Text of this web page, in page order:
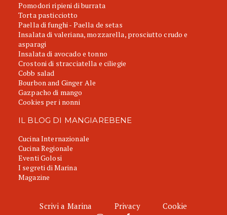
Pomodori ripieni di burrata
Torta pasticciotto
Paella di funghi - Paella de setas
Insalata di valeriana, mozzarella, prosciutto crudo e
asparagi
Insalata di avocado e tonno
Crostoni di stracciatella e ciliegie
Cobb salad
Bourbon and Ginger Ale
Gazpacho di mango
Cookies per i nonni
IL BLOG DI MANGIAREBENE
Cucina Internazionale
Cucina Regionale
Eventi Golosi
I segreti di Marina
Magazine
Scrivi a Marina Privacy Cookie